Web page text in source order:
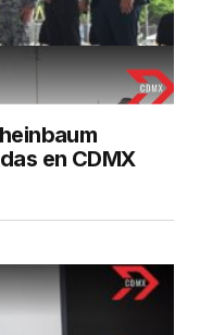
en CDMX